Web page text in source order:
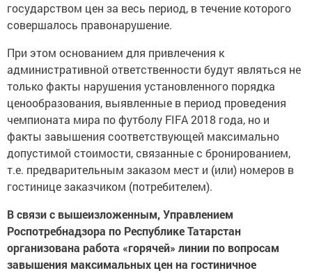
государством цен за весь период, в течение которого
совершалось правонарушение.
При этом основанием для привлечения к
административной ответственности будут являться не
только факты нарушения установленного порядка
ценообразования, выявленные в период проведения
чемпионата мира по футболу FIFA 2018 года, но и
факты завышения соответствующей максимально
допустимой стоимости, связанные с бронированием,
т.е. предварительным заказом мест и (или) номеров в
гостинице заказчиком (потребителем).
В связи с вышеизложенным, Управлением
Роспотребнадзора по Республике Татарстан
организована работа «горячей» линии по вопросам
завышения максимальных цен на гостиничное